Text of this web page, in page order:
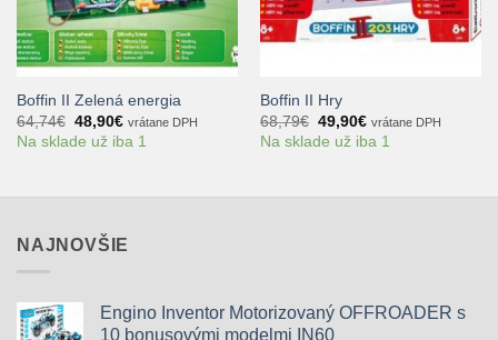
Boffin II Zelená energia
64,74€ Pôvodná
cena
bola:
48,90€Aktuálna
cena
je:
vrátane DPH
Na sklade už iba 1
Boffin II Hry
68,79€ Pôvodná
cena
bola:
49,90€Aktuálna
cena
je:
vrátane DPH
Na sklade už iba 1
NAJNOVŠIE
Engino Inventor Motorizovaný OFFROADER s
10 bonusovými modelmi IN60